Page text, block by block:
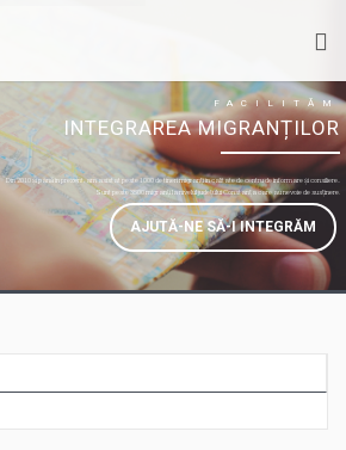
FACILITĂM
INTEGRAREA MIGRANȚILOR
Din 2010 și până în prezent, am asistat peste 1000 de tineri migranți în calitate de centru de informare și consiliere..
Sunt peste 3500 migranți la nivelul județului Constanța care au nevoie de susținere.